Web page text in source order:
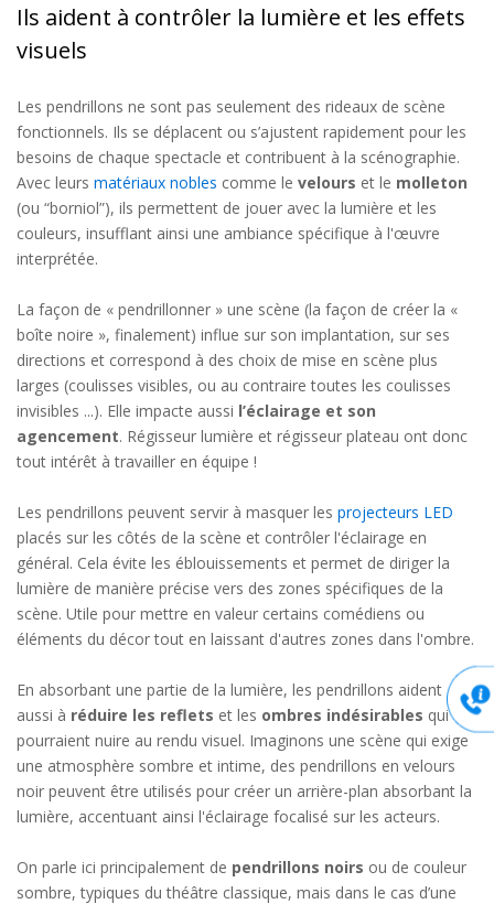
Ils aident à contrôler la lumière et les effets
visuels
Les pendrillons ne sont pas seulement des rideaux de scène
fonctionnels. Ils se déplacent ou s’ajustent rapidement pour les
besoins de chaque spectacle et contribuent à la scénographie.
Avec leurs matériaux nobles comme le velours et le molleton
(ou “borniol”), ils permettent de jouer avec la lumière et les
couleurs, insufflant ainsi une ambiance spécifique à l'œuvre
interprétée.
La façon de « pendrillonner » une scène (la façon de créer la «
boîte noire », finalement) influe sur son implantation, sur ses
directions et correspond à des choix de mise en scène plus
larges (coulisses visibles, ou au contraire toutes les coulisses
invisibles ...). Elle impacte aussi l’éclairage et son
agencement. Régisseur lumière et régisseur plateau ont donc
tout intérêt à travailler en équipe !
Les pendrillons peuvent servir à masquer les projecteurs LED
placés sur les côtés de la scène et contrôler l'éclairage en
général. Cela évite les éblouissements et permet de diriger la
lumière de manière précise vers des zones spécifiques de la
scène. Utile pour mettre en valeur certains comédiens ou
éléments du décor tout en laissant d'autres zones dans l'ombre.
En absorbant une partie de la lumière, les pendrillons aident
aussi à réduire les reflets et les ombres indésirables qui
pourraient nuire au rendu visuel. Imaginons une scène qui exige
une atmosphère sombre et intime, des pendrillons en velours
noir peuvent être utilisés pour créer un arrière-plan absorbant la
lumière, accentuant ainsi l'éclairage focalisé sur les acteurs.
On parle ici principalement de pendrillons noirs ou de couleur
sombre, typiques du théâtre classique, mais dans le cas d’une